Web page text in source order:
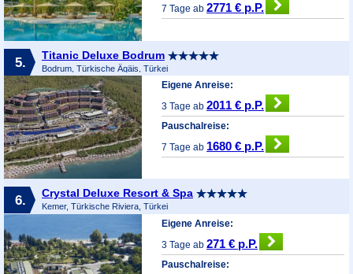
7 Tage ab2771 € p.P.
5. Titanic Deluxe Bodrum
Bodrum, Türkische Ägäis, Türkei
Eigene Anreise:
3 Tage ab2011 € p.P.
Pauschalreise:
7 Tage ab 1680 € p.P.
6. Crystal Deluxe Resort & Spa
Kemer, Türkische Riviera, Türkei
Eigene Anreise:
3 Tage ab271 € p.P.
Pauschalreise: